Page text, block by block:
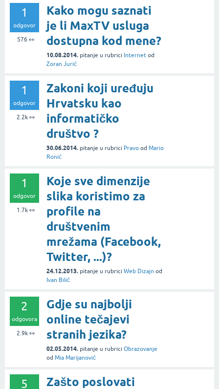
1
odgovor
576 👀
Kako mogu saznati
je li MaxTV usluga
dostupna kod mene?
10.08.2014. pitanje u rubrici Internet od
Zoran Jurić
1
odgovor
2.2k👀
Zakoni koji uređuju
Hrvatsku kao
informatičko
društvo ?
30.06.2014. pitanje u rubrici Pravo od Mario
Ronić
1
odgovor
1.7k👀
Koje sve dimenzije
slika koristimo za
profile na
društvenim
mrežama (Facebook,
Twitter, ...)?
24.12.2013. pitanje u rubrici Web Dizajn od
Ivan Bilić
2
odgovora
2.9k👀
Gdje su najbolji
online tečajevi
stranih jezika?
02.05.2014. pitanje u rubrici Obrazovanje
od Mia Marijanović
5
Zašto poslovati